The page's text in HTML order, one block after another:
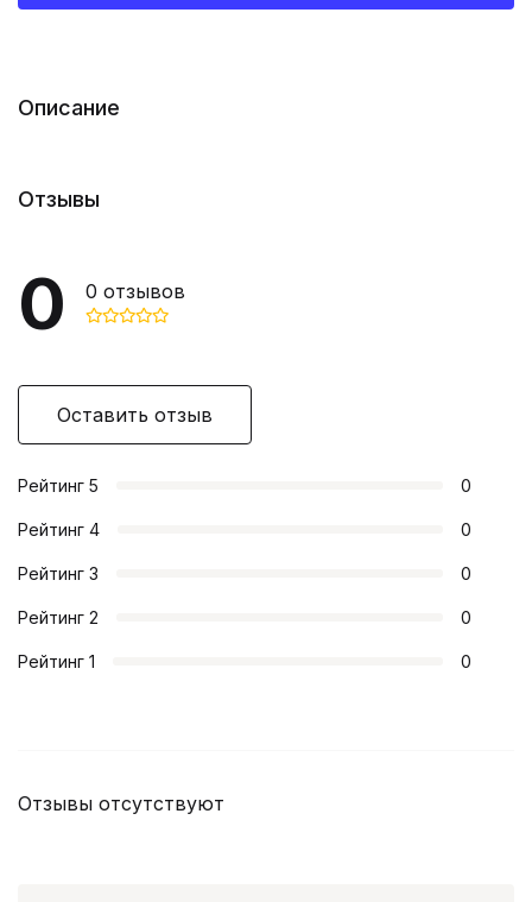
Описание
Отзывы
0 0 отзывов
Оставить отзыв
Рейтинг 5 0
Рейтинг 4 0
Рейтинг 3 0
Рейтинг 2 0
Рейтинг 1 0
Отзывы отсутствуют